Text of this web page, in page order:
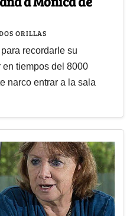
ORILLAS
recordarle su
tiempos del 8000
narco entrar a la sala